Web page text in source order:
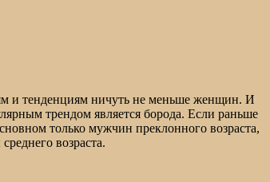
и тенденциям ничуть не меньше женщин. И
трендом является борода. Если раньше
только мужчин преклонного возраста,
возраста.